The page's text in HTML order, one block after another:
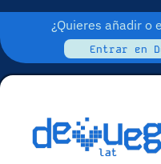
¿Quieres añadir o
Entrar en